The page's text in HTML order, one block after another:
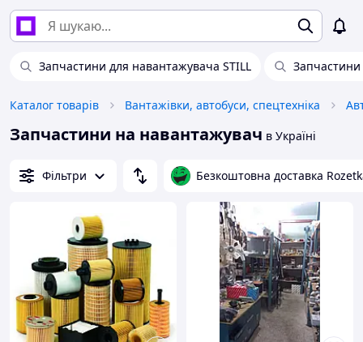
Запчастини для навантажувача STILL
Каталог товарів Вантажівки, автобуси, спецтехніка
Запчастини на навантажувач в Україні
Фільтри Безкоштовна доставка